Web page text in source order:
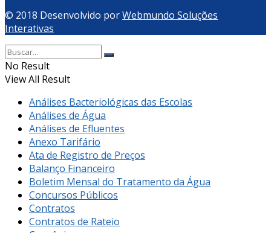
© 2018 Desenvolvido porWebmundo Soluções
Interativas
No Result
View All Result
Análises Bacteriológicas das Escolas
Análises de Água
Análises de Efluentes
Anexo Tarifário
Ata de Registro de Preços
Balanço Financeiro
Boletim Mensal do Tratamento da Água
Concursos Públicos
Contratos
Contratos de Rateio